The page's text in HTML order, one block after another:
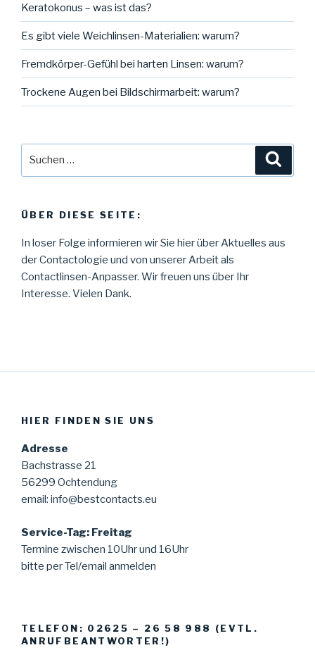
Keratokonus – was ist das?
Es gibt viele Weichlinsen-Materialien: warum?
Fremdkörper-Gefühl bei harten Linsen: warum?
Trockene Augen bei Bildschirmarbeit: warum?
ÜBER DIESE SEITE:
In loser Folge informieren wir Sie hier über Aktuelles aus
der Contactologie und von unserer Arbeit als
Contactlinsen-Anpasser. Wir freuen uns über Ihr
Interesse. Vielen Dank.
HIER FINDEN SIE UNS
Adresse
Bachstrasse 21
56299 Ochtendung
email: info@bestcontacts.eu
Service-Tag: Freitag
Termine zwischen 10Uhr und 16Uhr
bitte per Tel/email anmelden
TELEFON: 02625 – 26 58 988 (EVTL.
ANRUFBEANTWORTER!)